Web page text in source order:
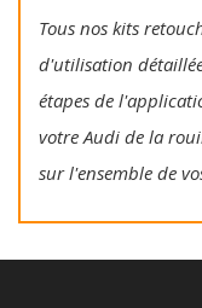
Tous nos kits
d'utilisation
étapes de
votre Audi de la
sur l'ensemble de